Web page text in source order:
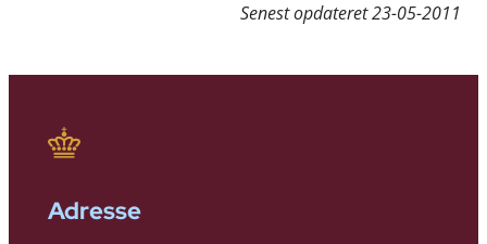
Senest opdateret23-05-2011
Adresse